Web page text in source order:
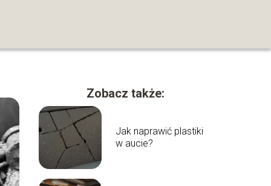
Zobacz także:
Jak naprawić plastiki
w aucie?